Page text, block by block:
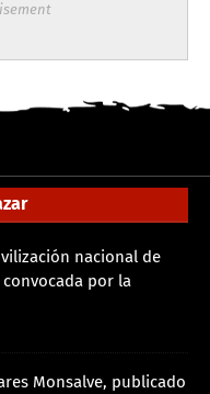
nacional de
por la
Monsalve, publicado